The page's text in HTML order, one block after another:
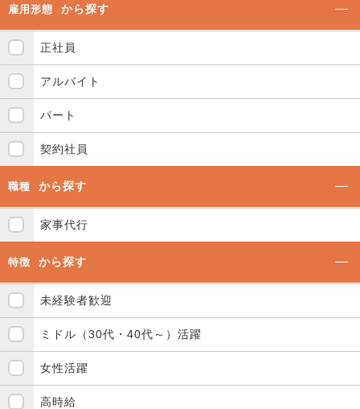
雇用形態 から探す
正社員
アルバイト
パート
契約社員
職種 から探す
家事代行
特徴 から探す
未経験者歓迎
ミドル（30代・40代～）活躍
女性活躍
高時給